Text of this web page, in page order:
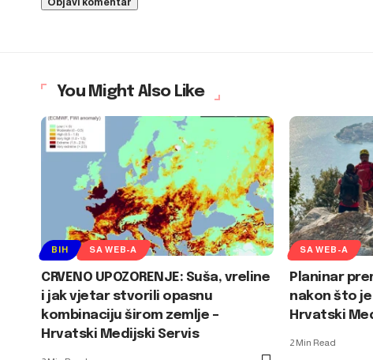
You Might Also Like
BIH SA WEB-A
CRVENO UPOZORENJE: Suša, vreline
i jak vjetar stvorili opasnu
kombinaciju širom zemlje –
Hrvatski Medijski Servis
SA WEB-A
Planinar
nakon što
Hrvatski
2 Min Read